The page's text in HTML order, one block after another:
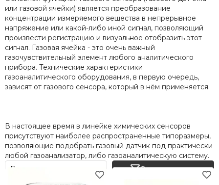
Док-станции и управление
Аксессуары и запчасти
или газовой ячейки) является преобразование
концентрации измеряемого вещества в непрерывное
напряжение или какой-либо иной сигнал, позволяющий
произвести регистрацию и визуальное отобразить этот
сигнал. Газовая ячейка - это очень важный
газочувствительный элемент любого аналитического
прибора. Технические характеристики
газоаналитического оборудования, в первую очередь,
зависят от газового сенсора, который в нём применяется.
В настоящее время в линейке химических сенсоров
присутствуют наиболее распространенные типоразмеры,
позволяющие подобрать газовый датчик под практически
любой газоанализатор, либо газоаналитическую систему.
Фильтр товаров